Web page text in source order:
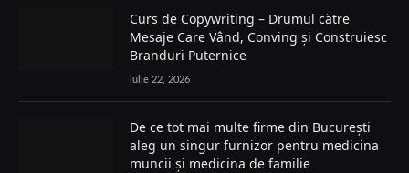
Curs de Copywriting – Drumul către
Mesaje Care Vând, Conving și Construiesc
Branduri Puternice
iulie 22, 2026
De ce tot mai multe firme din București
aleg un singur furnizor pentru medicina
muncii și medicina de familie